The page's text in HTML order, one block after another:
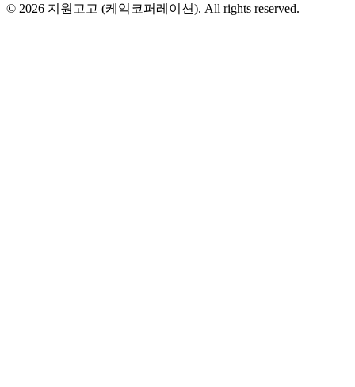
© 2026 지원고고 (케익코퍼레이션). All rights reserved.